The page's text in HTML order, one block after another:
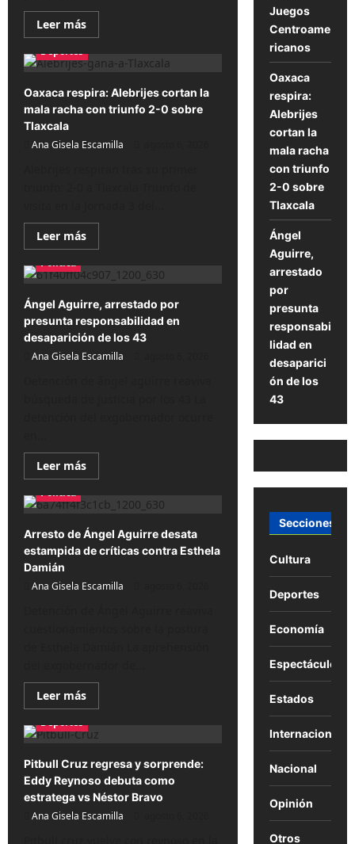
Leer másLee
más
Mariel
Salazar
la
campanada:
sexto
en
Deportes
Oaxaca respira: Alebrijes cortan la
mala racha con triunfo 2-0 sobre
Tlaxcala
Ana Gisela Escamilla
Leer másLee
más
Oaxaca
respira:
cortan
la
mala
racha
con
triunfo
Política
Ángel Aguirre, arrestado por
presunta responsabilidad en
desaparición de los 43
Ana Gisela Escamilla
Leer másLee
más
Ángel
Aguirre,
por
presunta
responsabilidad
de
Política
Arresto de Ángel Aguirre desata
estampida de críticas contra Esthela
Damián
Ana Gisela Escamilla
Leer másLee
más
Arresto
de
Aguirre
desata
estampida
de
críticas
contra
Deportes
Pitbull Cruz regresa y sorprende:
Eddy Reynoso debuta como
estratega vs Néstor Bravo
Ana Gisela Escamilla
Juegos
Centroame
ricanos
Oaxaca
respira:
Alebrijes
cortan la
mala racha
con triunfo
2-0 sobre
Tlaxcala
Ángel
Aguirre,
arrestado
por
presunta
responsabi
lidad en
desaparici
ón de los
43
Secciones
Cultura
Deportes
Economía
Espectáculos
Estados
Internacional
Nacional
Opinión
Otros